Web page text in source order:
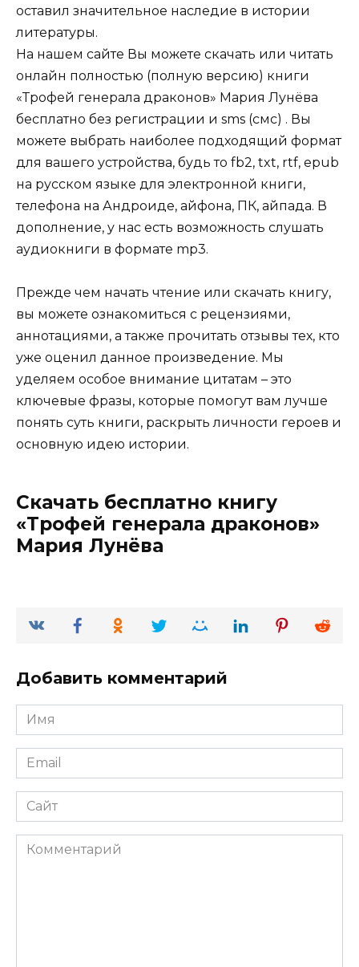
оставил значительное наследие в истории
литературы.
На нашем сайте Вы можете скачать или читать
онлайн полностью (полную версию) книги
«Трофей генерала драконов» Мария Лунёва
бесплатно без регистрации и sms (смс) . Вы
можете выбрать наиболее подходящий формат
для вашего устройства, будь то fb2, txt, rtf, epub
на русском языке для электронной книги,
телефона на Андроиде, айфона, ПК, айпада. В
дополнение, у нас есть возможность слушать
аудиокниги в формате mp3.
Прежде чем начать чтение или скачать книгу,
вы можете ознакомиться с рецензиями,
аннотациями, а также прочитать отзывы тех, кто
уже оценил данное произведение. Мы
уделяем особое внимание цитатам – это
ключевые фразы, которые помогут вам лучше
понять суть книги, раскрыть личности героев и
основную идею истории.
Скачать бесплатно книгу
«Трофей генерала драконов»
Мария Лунёва
Добавить комментарий
Имя
*
Email
*
Сайт
Комментарий